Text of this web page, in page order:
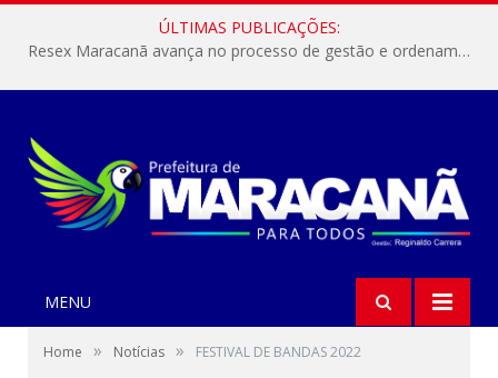
ÚLTIMAS PUBLICAÇÕES:
Resex Maracanã avança no processo de gestão e ordenamento do turismo em nossas áreas protegidas.
MENU
Home » Notícias » FESTIVAL DE BANDAS 2022